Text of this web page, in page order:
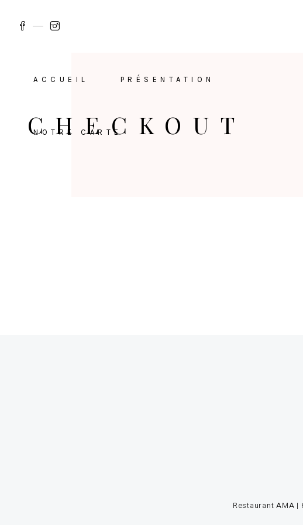
ACCUEIL PRÉSENTATION
NOTRE CARTE
CHECKOUT
Restaurant AMA |